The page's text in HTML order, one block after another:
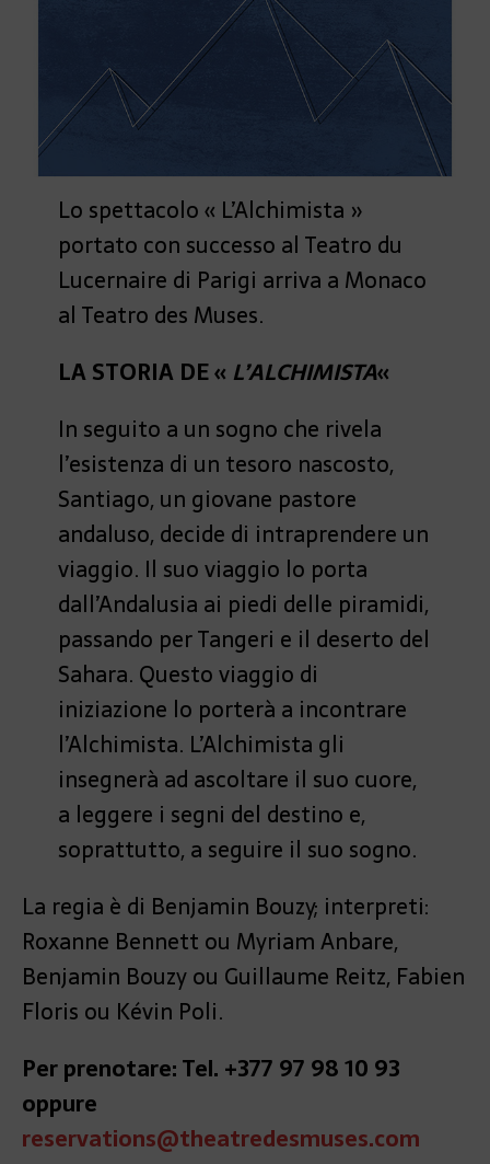
Lo spettacolo « L’Alchimista »
portato con successo al Teatro du
Lucernaire di Parigi arriva a Monaco
al Teatro des Muses.
LA STORIA DE « L’ALCHIMISTA«
In seguito a un sogno che rivela
l’esistenza di un tesoro nascosto,
Santiago, un giovane pastore
andaluso, decide di intraprendere un
viaggio. Il suo viaggio lo porta
dall’Andalusia ai piedi delle piramidi,
passando per Tangeri e il deserto del
Sahara. Questo viaggio di
iniziazione lo porterà a incontrare
l’Alchimista. L’Alchimista gli
insegnerà ad ascoltare il suo cuore,
a leggere i segni del destino e,
soprattutto, a seguire il suo sogno.
La regia è di Benjamin Bouzy; interpreti:
Roxanne Bennett ou Myriam Anbare,
Benjamin Bouzy ou Guillaume Reitz, Fabien
Floris ou Kévin Poli.
Per prenotare: Tel. +377 97 98 10 93
oppure
reservations@theatredesmuses.com